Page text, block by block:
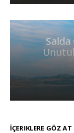
Salda
İÇERIKLERE GÖZ AT